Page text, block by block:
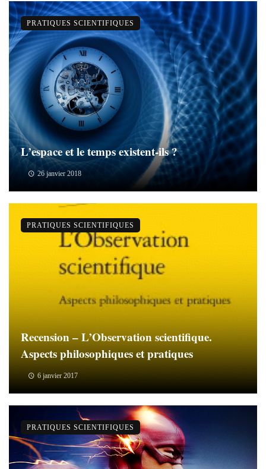
L’espace et le temps existent-ils ?
26 janvier 2018
PRATIQUES SCIENTIFIQUES
Recension – L’Observation scientifique.
Aspects philosophiques et pratiques
6 janvier 2017
PRATIQUES SCIENTIFIQUES
PRATIQUES SCIENTIFIQUES